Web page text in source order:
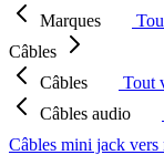
Marques
Câbles
Câbles
Tout
Câbles audio
Câbles mini jack